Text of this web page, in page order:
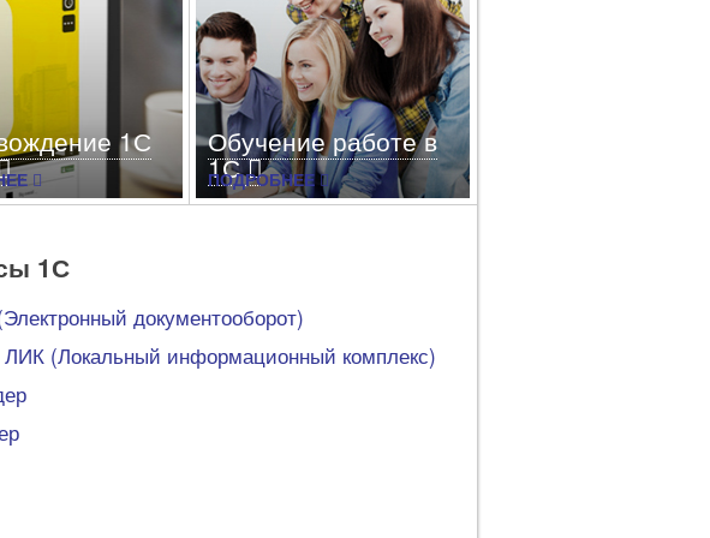
1С
обслуживанием
требованиям и
все новые
Обучение работе в
1С
Индивидуальное, групповое
центров.
ПОДРОБНЕЕ
1С
документооборот)
(Локальный информационный комплекс)